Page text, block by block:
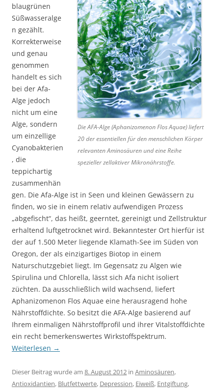
Die AFA-Alge (Aphanizomenon Flos Aquae) liefert
20 der essentiellen für den menschlichen Körper
relevanten Aminosäuren und eine Reihe
spezieller zellaktiver Mikronährstoffe.
blaugrünen
Süßwasseralge
n gezählt.
Korrekterweise
und genau
genommen
handelt es sich
bei der Afa-
Alge jedoch
nicht um eine
Alge, sondern
um einzellige
Cyanobakterien
, die
teppichartig
zusammenhän
gen. Die Afa-Alge ist in Seen und kleinen Gewässern zu
finden, wo sie in einem relativ aufwendigen Prozess
„abgefischt“, das heißt, geerntet, gereinigt und Zellstruktur
erhaltend luftgetrocknet wird. Bekanntester Ort hierfür ist
der auf 1.500 Meter liegende Klamath-See im Süden von
Oregon, der als einzigartiges Biotop in einem
Naturschutzgebiet liegt. Im Gegensatz zu Algen wie
Spirulina und Chlorella, lässt sich Afa nicht isoliert
züchten. Da ausschließlich wild wachsend, liefert
Aphanizomenon Flos Aquae eine herausragend hohe
Nährstoffdichte. So besitzt die AFA-Alge basierend auf
Ihrem einmaligen Nährstoffprofil und ihrer Vitalstoffdichte
ein recht bemerkenswertes Wirkstoffspektrum.
Weiterlesen →
Dieser Beitrag wurde am 8. August 2012 in Aminosäuren,
Antioxidantien, Blutfettwerte, Depression, Eiweiß, Entgiftung,